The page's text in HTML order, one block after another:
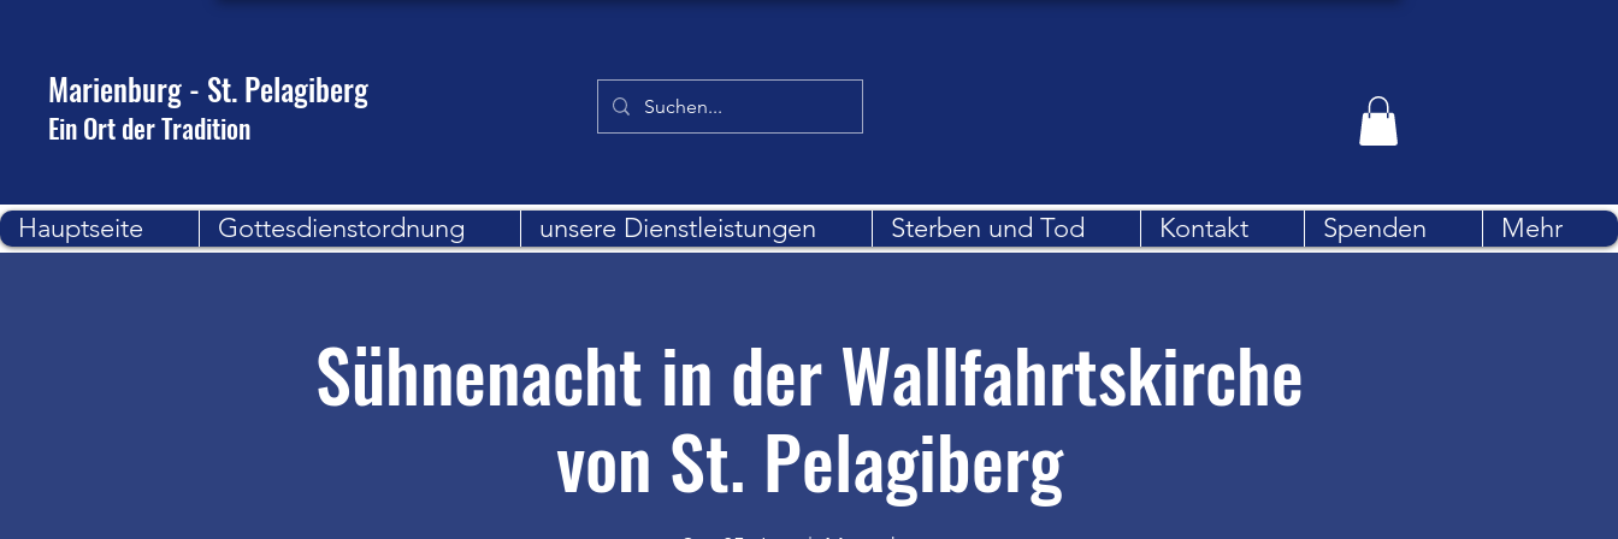
Marienburg - St. Pelagiberg
Ein Ort der Tradition
Hauptseite Gottesdienstordnung unsere Dienstleistungen Sterben und Tod Kontakt Spenden Mehr
Sühnenacht in der Wallfahrtskirche
von St. Pelagiberg